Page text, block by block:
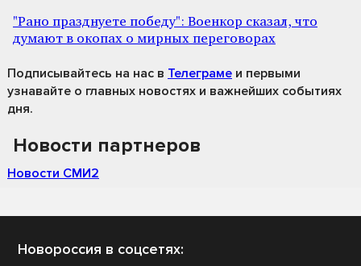
"Рано празднуете победу": Военкор сказал, что
думают в окопах о мирных переговорах
Подписывайтесь на нас в Телеграме и первыми
узнавайте о главных новостях и важнейших событиях
дня.
Новости партнеров
Новости СМИ2
Новороссия в соцсетях: